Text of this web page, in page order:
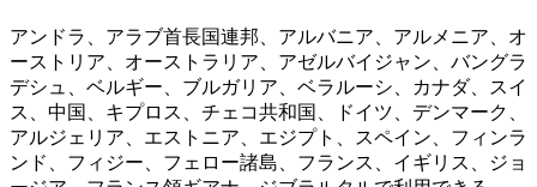
アンドラ、アラブ首長国連邦、アルバニア、アルメニア、オ
ーストリア、オーストラリア、アゼルバイジャン、バングラ
デシュ、ベルギー、ブルガリア、ベラルーシ、カナダ、スイ
ス、中国、キプロス、チェコ共和国、ドイツ、デンマーク、
アルジェリア、エストニア、エジプト、スペイン、フィンラ
ンド、フィジー、フェロー諸島、フランス、イギリス、ジョ